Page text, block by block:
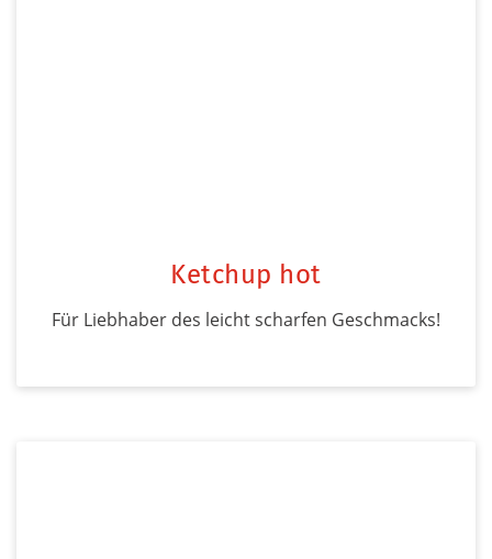
Ketchup hot
Für Liebhaber des leicht scharfen Geschmacks!